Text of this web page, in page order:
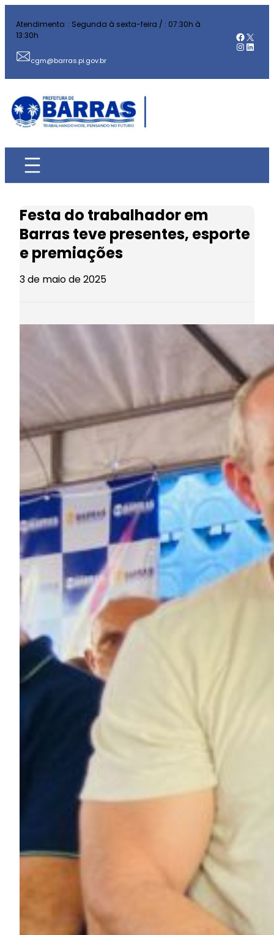
para
conteúdo
Atendimento: : Segunda à sexta-feira / : 07:30h à
13:30h
cgm@barras.pi.gov.br
X
Festa do trabalhador em
Barras teve presentes, esporte
e premiações
3 de maio de 2025